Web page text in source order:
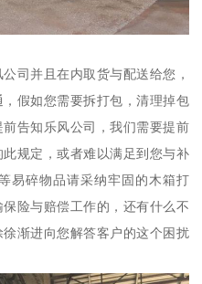
司并且在内取货与配送给您，
假如您需要拆打包，清理掉包
告知乐风公司，我们需要提前
规定，或者难以满足到您与补
易碎物品请采纳牢固的木箱打
险与赔偿工作的，还有什么不
渐进向您解答客户的这个困扰